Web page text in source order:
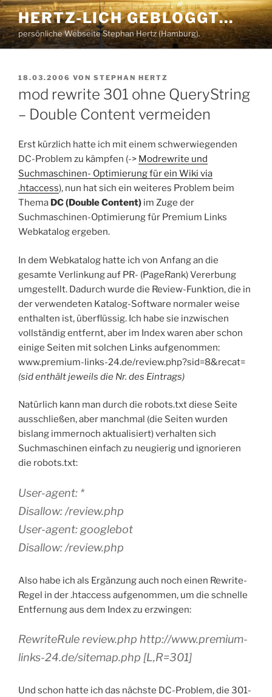
Zum
Inhalt
springen
HERTZ-LICH GEBLOGGT…
persönliche Webseite Stephan Hertz (Hamburg).
VERÖFFENTLICHT
18.03.2006 VON STEPHAN HERTZ
mod rewrite 301 ohne QueryString
– Double Content vermeiden
Erst kürzlich hatte ich mit einem schwerwiegenden
DC-Problem zu kämpfen (-> Modrewrite und
Suchmaschinen- Optimierung für ein Wiki via
.htaccess), nun hat sich ein weiteres Problem beim
Thema DC (Double Content) im Zuge der
Suchmaschinen-Optimierung für Premium Links
Webkatalog ergeben.
In dem Webkatalog hatte ich von Anfang an die
gesamte Verlinkung auf PR- (PageRank) Vererbung
umgestellt. Dadurch wurde die Review-Funktion, die in
der verwendeten Katalog-Software normaler weise
enthalten ist, überflüssig. Ich habe sie inzwischen
vollständig entfernt, aber im Index waren aber schon
einige Seiten mit solchen Links aufgenommen:
www.premium-links-24.de/review.php?sid=8&recat=
(sid enthält jeweils die Nr. des Eintrags)
Natürlich kann man durch die robots.txt diese Seite
ausschließen, aber manchmal (die Seiten wurden
bislang immernoch aktualisiert) verhalten sich
Suchmaschinen einfach zu neugierig und ignorieren
die robots.txt:
User-agent: *
Disallow: /review.php
User-agent: googlebot
Disallow: /review.php
Also habe ich als Ergänzung auch noch einen Rewrite-
Regel in der .htaccess aufgenommen, um die schnelle
Entfernung aus dem Index zu erzwingen:
RewriteRule review.php http://www.premium-
links-24.de/sitemap.php [L,R=301]
Und schon hatte ich das nächste DC-Problem, die 301-